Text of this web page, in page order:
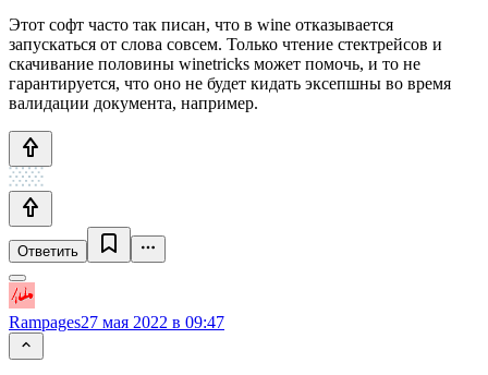
Этот софт часто так писан, что в wine отказывается
запускаться от слова совсем. Только чтение стектрейсов и
скачивание половины winetricks может помочь, и то не
гарантируется, что оно не будет кидать эксепшны во время
валидации документа, например.
Ответить
Rampages27 мая 2022 в 09:47